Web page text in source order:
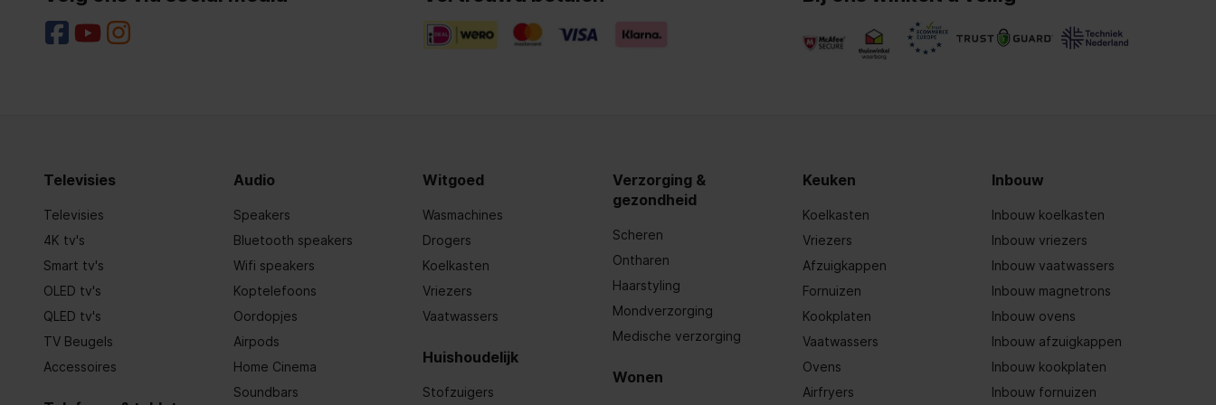
Keurmerken
Lengte elektriciteitssnoer
Nisdiepte
Frequentie
Type stekker
Mogelijkheid om software te updaten
Televisies
Televisies
4K tv's
Smart tv's
OLED tv's
QLED tv's
TV Beugels
Accessoires
Audio
Speakers
Bluetooth speakers
Wifi speakers
Koptelefoons
Oordopjes
Airpods
Home Cinema
Soundbars
Witgoed
Wasmachines
Drogers
Koelkasten
Vriezers
Vaatwassers
Huishoudelijk
Stofzuigers
Verzorging &
gezondheid
Scheren
Ontharen
Haarstyling
Mondverzorging
Medische verzorging
Wonen
Keuken
Koelkasten
Vriezers
Afzuigkappen
Fornuizen
Kookplaten
Vaatwassers
Ovens
Airfryers
Inbouw
Inbouw koelkasten
Inbouw vriezers
Inbouw vaatwassers
Inbouw magnetrons
Inbouw ovens
Inbouw afzuigkappen
Inbouw kookplaten
Inbouw fornuizen